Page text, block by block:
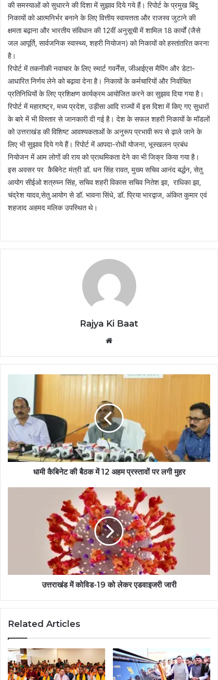
की समस्याओं को सुधारने की दिशा में सुझाव दिये गये हैं। रिपोर्ट के प्रमुख बिंदु
निकायों को आत्मनिर्भर बनाने के लिए वित्तीय स्वायत्तता और राजस्व जुटाने की
क्षमता बढ़ाना और भारतीय संविधान की 12वीं अनुसूची में शामिल 18 कार्यों (जैसे
जल आपूर्ति, सार्वजनिक स्वास्थ्य, शहरी नियोजन) को निकायों को हस्तांतरित करना
है।
रिपोर्ट में तकनीकी नवाचार के लिए स्मार्ट गवर्नेंस, जीआईएस मैपिंग और डेटा-
आधारित निर्णय लेने को बढ़ावा देना है। निकायों के कर्मचारियों और निर्वाचित
प्रतिनिधियों के लिए प्रशिक्षण कार्यक्रम आयोजित करने का सुझाव दिया गया है।
रिपोर्ट में महाराष्ट्र, मध्य प्रदेश, उड़ीसा आदि राज्यों में इस दिशा में किए गए सुधारों
के बारे में भी विस्तार से जानकारी दी गई है। देश के सफल शहरी निकायों के मॉडलों
को उत्तराखंड की विशिष्ट आवश्यकताओं के अनुरूप प्रभावी रूप से ढ़ाले जाने के
लिए भी सुझाव दिये गये हैं। रिपोर्ट में आपदा-रोधी योजना, भूस्खलन प्रबंध
नियोजन में आम लोगों की राय को प्राथमिकता देने का भी जिक्र किया गया है।
इस अवसर पर कैबिनेट मंत्री डॉ. धन सिंह रावत, मुख्य सचिव आनंद बर्द्धन, सेतु
आयोग सीईओ शत्रुघ्न सिंह, सचिव शहरी विकास सचिव नितेश झा, राधिका झा,
चंद्रेश यादव,सेतु आयोग से डॉ. भावना सिंधे, डॉ. प्रिया भारद्वाज, अंकित कुमार एवं
शहजाद अहमद मलिक उपस्थित थे।
Rajya Ki Baat
धामी कैबिनेट की बैठक में 12 अहम प्रस्तावों पर लगी मुहर
उत्तराखंड में कोविड-19 को लेकर एडवाइजरी जारी
Related Articles